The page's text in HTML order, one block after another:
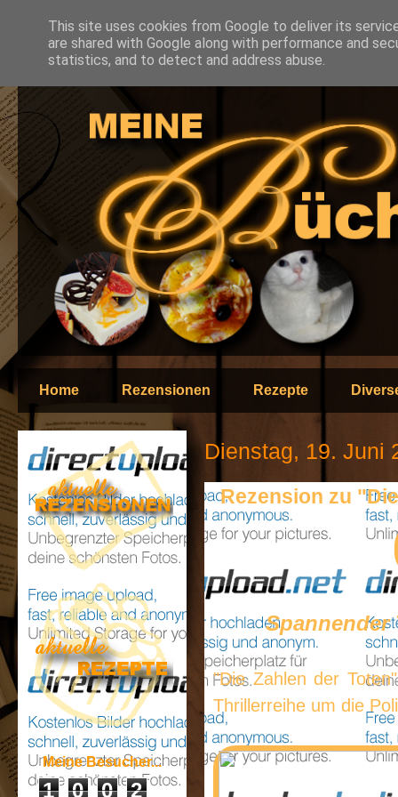
Home Rezensionen Rezepte
Dienstag, 19. Juni
Rezension zu
Spannender
"Die Zahlen der
Thrillerreihe um die
Meine Besucher...
1 0 0
2
This site uses cookies from Google to deliver its
are shared with Google along with performance and
statistics, and to detect and address abuse.